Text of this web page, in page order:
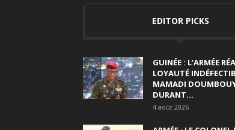
EDITOR PICKS
GUINÉE : L’ARMÉE
LOYAUTÉ
MAMADI
DURANT...
4 août 2026